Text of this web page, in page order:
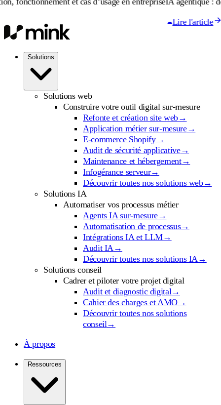
Solutions
Solutions web
Construire votre outil digital sur-mesure
Refonte et création site web→
Application métier sur-mesure→
E-commerce Shopify→
Audit de sécurité applicative→
Maintenance et hébergement→
Infogérance serveur→
Découvrir toutes nos solutions web→
Solutions IA
Automatiser vos processus métier
Agents IA sur-mesure→
Automatisation de processus→
Intégrations IA et LLM→
Audit IA→
Découvrir toutes nos solutions IA→
Solutions conseil
Cadrer et piloter votre projet digital
Audit et diagnostic digital→
Cahier des charges et AMO→
Découvrir toutes nos solutions
conseil→
À propos
Ressources